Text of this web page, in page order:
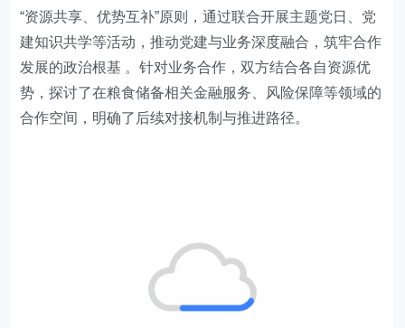
“资源共享、优势互补”原则，通过联合开展主题党日、党
建知识共学等活动，推动党建与业务深度融合，筑牢合作
发展的政治根基 。针对业务合作，双方结合各自资源优
势，探讨了在粮食储备相关金融服务、风险保障等领域的
合作空间，明确了后续对接机制与推进路径。